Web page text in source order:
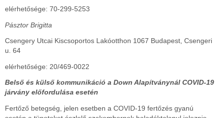
elérhetősége: 70-299-5253
Pásztor Brigitta
Csengery Utcai Kiscsoportos Lakóotthon 1067 Budapest, Csengeri
u. 64
elérhetősége: 20/469-0022
Belső és külső kommunikáció a Down Alapítványnál COVID-19
járvány előfordulása esetén
Fertőző betegség, jelen esetben a COVID-19 fertőzés gyanú